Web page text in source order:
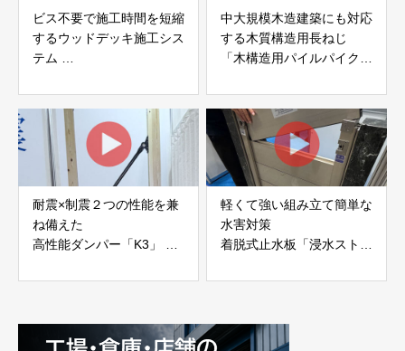
ビス不要で施工時間を短縮
するウッドデッキ施工シス
テム
JAPAN
中大規模木造建築にも対応
する木質構造用長ねじ
「木構造用パイルパイクビ
耐震×制震２つの性能を兼
ね備えた
高性能ダンパー「K3」 富
軽くて強い組み立て簡単な
水害対策
着脱式止水板「浸水ストッ
富士工業株式会社